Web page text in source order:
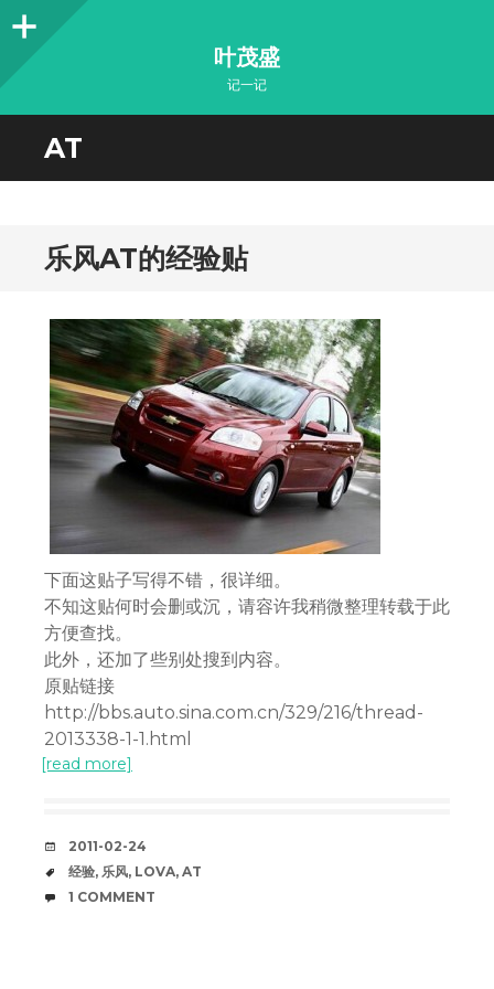
Sidebar
叶茂盛
记一记
AT
乐风AT的经验贴
下面这贴子写得不错，很详细。
不知这贴何时会删或沉，请容许我稍微整理转载于此
方便查找。
此外，还加了些别处搜到内容。
原贴链接
http://bbs.auto.sina.com.cn/329/216/thread-
2013338-1-1.html
[read more]
DATE
2011-02-24
TAGS
经验, 乐风, LOVA, AT
COMMENTS
1 COMMENT